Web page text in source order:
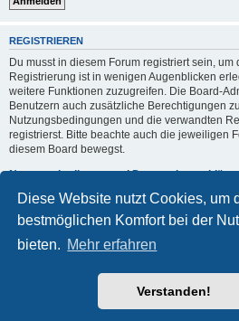
Diese Website nutzt Cookies, um
bestmöglichen Komfort bei der
bieten. Mehr erfahren
Verstanden!
REGISTRIEREN
Du musst in diesem Forum registriert sein,
Registrierung ist in wenigen Augenblicken
weitere Funktionen zuzugreifen. Die Board-
Benutzern auch zusätzliche Berechtigungen
Nutzungsbedingungen und die verwandten
registrierst. Bitte beachte auch die jeweiligen
diesem Board bewegst.
Nutzungsbedingungen|
Registrieren
Powered byphpBB® Forum